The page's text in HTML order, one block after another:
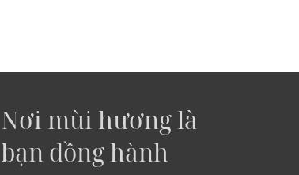
Nơi mùi hương là
bạn đồng hành